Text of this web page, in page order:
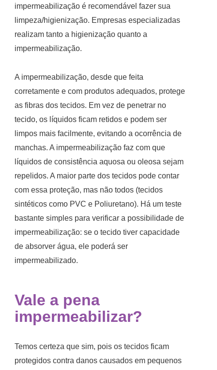
impermeabilização é recomendável fazer sua
limpeza/higienização. Empresas especializadas
realizam tanto a higienização quanto a
impermeabilização.
A impermeabilização, desde que feita
corretamente e com produtos adequados, protege
as fibras dos tecidos. Em vez de penetrar no
tecido, os líquidos ficam retidos e podem ser
limpos mais facilmente, evitando a ocorrência de
manchas. A impermeabilização faz com que
líquidos de consistência aquosa ou oleosa sejam
repelidos. A maior parte dos tecidos pode contar
com essa proteção, mas não todos (tecidos
sintéticos como PVC e Poliuretano). Há um teste
bastante simples para verificar a possibilidade de
impermeabilização: se o tecido tiver capacidade
de absorver água, ele poderá ser
impermeabilizado.
Vale a pena
impermeabilizar?
Temos certeza que sim, pois os tecidos ficam
protegidos contra danos causados em pequenos